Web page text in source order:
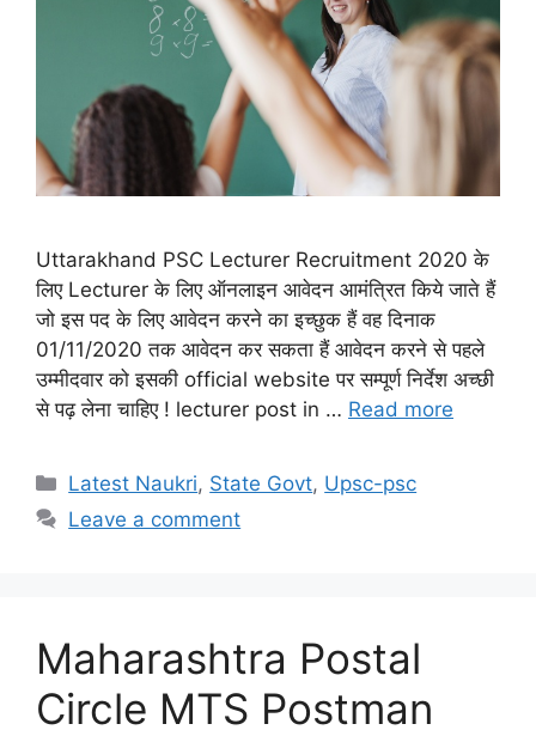
Uttarakhand PSC Lecturer Recruitment 2020 के
लिए Lecturer के लिए ऑनलाइन आवेदन आमंत्रित किये जाते हैं
जो इस पद के लिए आवेदन करने का इच्छुक हैं वह दिनाक
01/11/2020 तक आवेदन कर सकता हैं आवेदन करने से पहले
उम्मीदवार को इसकी official website पर सम्पूर्ण निर्देश अच्छी
से पढ़ लेना चाहिए ! lecturer post in … Read more
Categories
Latest Naukri, State Govt, Upsc-psc
Leave a comment
Maharashtra Postal
Circle MTS Postman